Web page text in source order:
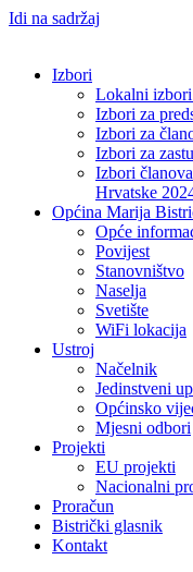
Idi na sadržaj
Izbori
Lokalni
Izbori za
Izbori za
Izbori za
Izbori
Hrvatske
Općina Marija
Opće
Povijest
Stanovništvo
Naselja
Svetište
WiFi lokacija
Ustroj
Načelnik
Jedinstveni
Općinsko
Mjesni odbori
Projekti
EU projekti
Nacionalni
Proračun
Bistrički glasnik
Kontakt